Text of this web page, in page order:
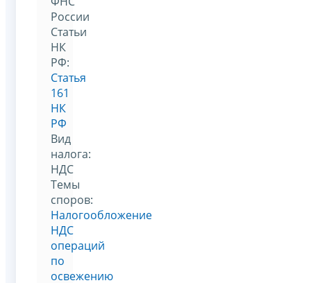
России
Статьи
НК
РФ:
Статья
161
НК
РФ
Вид
налога:
НДС
Темы
споров:
Налогообложение
НДС
операций
по
освежению